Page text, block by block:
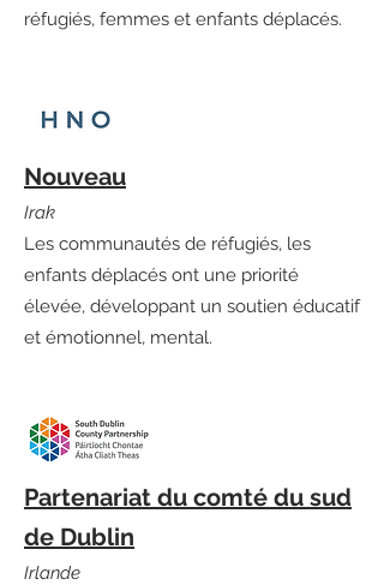
réfugiés, femmes et enfants déplacés.
Nouveau
Irak
Les communautés de réfugiés, les
enfants déplacés ont une priorité
élevée, développant un soutien éducatif
et émotionnel, mental.
Partenariat du comté du sud
de Dublin
Irlande